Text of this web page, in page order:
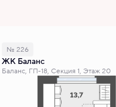
№ 226
ЖК Баланс
Баланс, ГП-18, Секция 1, Этаж 20